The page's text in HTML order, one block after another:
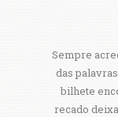
Sempre
das
bilhete
recado